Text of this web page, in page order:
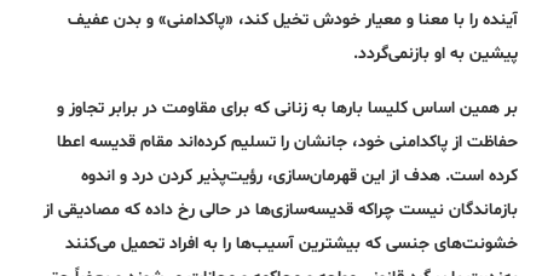
آینده‌ را با معنا و معیار خودش تخیل کند، «پاکدامنی» و بدن عفیف
پیشین به او باز‌نمی‌گردد.
بر همین اساس کلیسا بارها به زنانی که برای مقاومت در برابر تجاوز و
حفاظت از پاکدامنی خود، جانشان را تسلیم کرده‌اند مقام قدیسه اعطا
کرده است. هدف از این قهرمان‌سازی، رؤیت‌پذیر کردن درد و اندوه
بازماندگان نیست چرا‌که قدیسه‌سازی‌ها در حالی رخ داده که مصادیقی از
خشونت‌های جنسی که بیشترین آسیب‌‌ها را به افراد تحمیل می‌کنند